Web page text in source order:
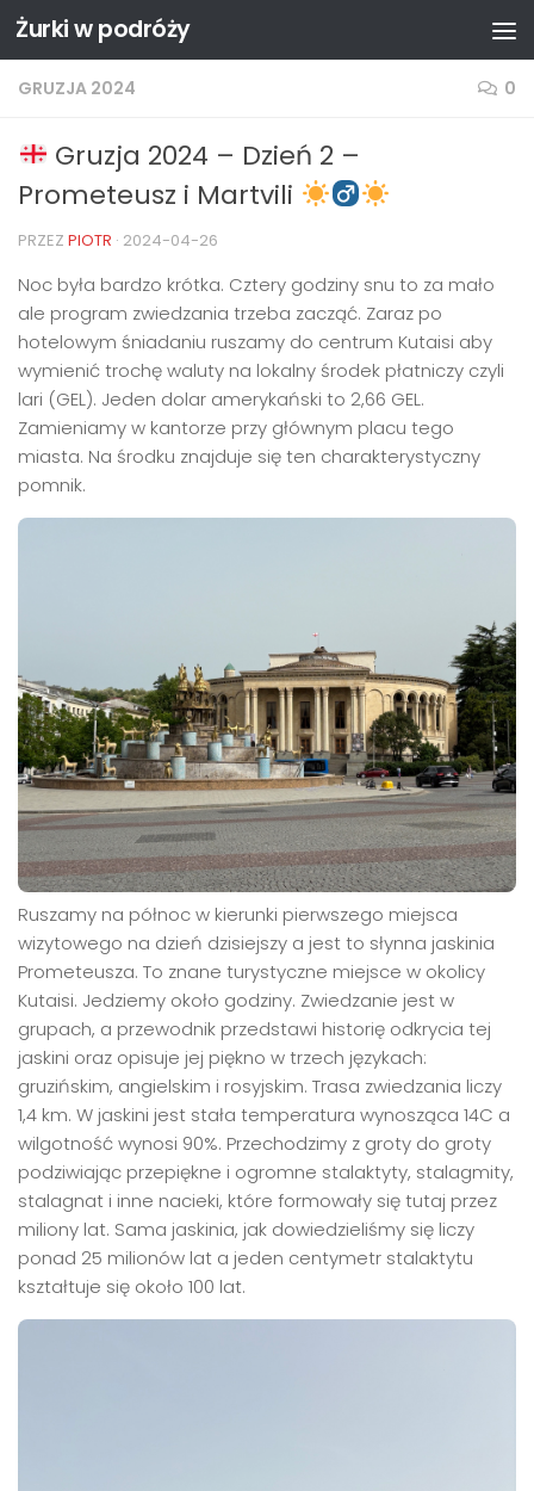
Przejdź do treści
Żurki w podróży
GRUZJA 2024 0
Gruzja 2024 – Dzień 2 –
Prometeusz i Martvili
PRZEZ PIOTR · 2024-04-26
Noc była bardzo krótka. Cztery godziny snu to za mało
ale program zwiedzania trzeba zacząć. Zaraz po
hotelowym śniadaniu ruszamy do centrum Kutaisi aby
wymienić trochę waluty na lokalny środek płatniczy czyli
lari (GEL). Jeden dolar amerykański to 2,66 GEL.
Zamieniamy w kantorze przy głównym placu tego
miasta. Na środku znajduje się ten charakterystyczny
pomnik.
Ruszamy na północ w kierunki pierwszego miejsca
wizytowego na dzień dzisiejszy a jest to słynna jaskinia
Prometeusza. To znane turystyczne miejsce w okolicy
Kutaisi. Jedziemy około godziny. Zwiedzanie jest w
grupach, a przewodnik przedstawi historię odkrycia tej
jaskini oraz opisuje jej piękno w trzech językach:
gruzińskim, angielskim i rosyjskim. Trasa zwiedzania liczy
1,4 km. W jaskini jest stała temperatura wynosząca 14C a
wilgotność wynosi 90%. Przechodzimy z groty do groty
podziwiając przepiękne i ogromne stalaktyty, stalagmity,
stalagnat i inne nacieki, które formowały się tutaj przez
miliony lat. Sama jaskinia, jak dowiedzieliśmy się liczy
ponad 25 milionów lat a jeden centymetr stalaktytu
kształtuje się około 100 lat.